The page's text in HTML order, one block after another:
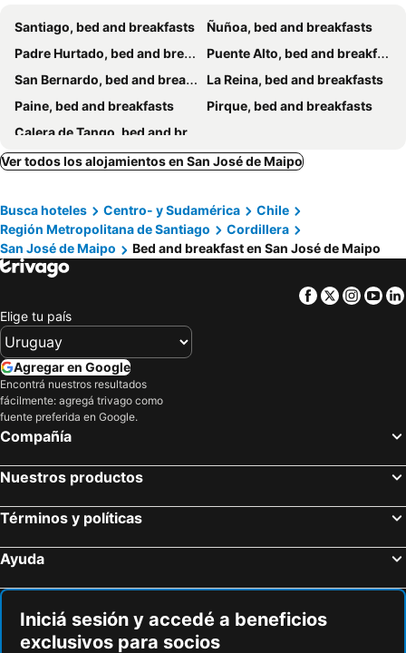
Santiago, bed and breakfasts
Ñuñoa, bed and breakfasts
Padre Hurtado, bed and breakfasts
Puente Alto, bed and breakfasts
San Bernardo, bed and breakfasts
La Reina, bed and breakfasts
Paine, bed and breakfasts
Pirque, bed and breakfasts
Calera de Tango, bed and breakfasts
Ver todos los alojamientos en San José de Maipo
Busca hoteles Centro- y Sudamérica
Chile
Región Metropolitana de Santiago
Cordillera
San José de Maipo
Bed and breakfast en San José de Maipo
Facebook
Twitter
Elige tu país
Agregar en Google
Encontrá nuestros resultados
fácilmente: agregá trivago como
fuente preferida en Google.
Compañía
Nuestros productos
Términos y políticas
Ayuda
Iniciá sesión y accedé a beneficios
exclusivos para socios